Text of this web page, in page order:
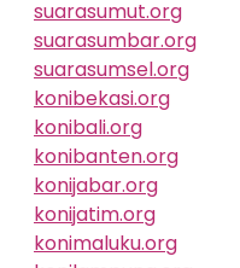
suarasumut.org
suarasumbar.org
suarasumsel.org
konibekasi.org
konibali.org
konibanten.org
konijabar.org
konijatim.org
konimaluku.org